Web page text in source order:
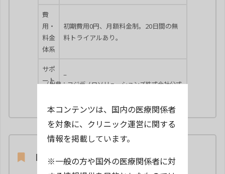
費
用・
料金
体系
初期費用0円、月額料金制。20日間の無
料トライアルあり。
サポ
ート
–
（出典：フジデノロソリューションズ株式会社公式
NOBORI／PSP株式会社
本コンテンツは、国内の医療関係者
を対象に、クリニック運営に関する
情報を掲載しています。
※一般の方や国外の医療関係者に対